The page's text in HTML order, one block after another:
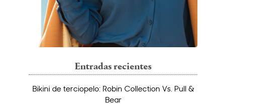
Entradas recientes
Bikini de terciopelo: Robin Collection Vs. Pull &
Bear